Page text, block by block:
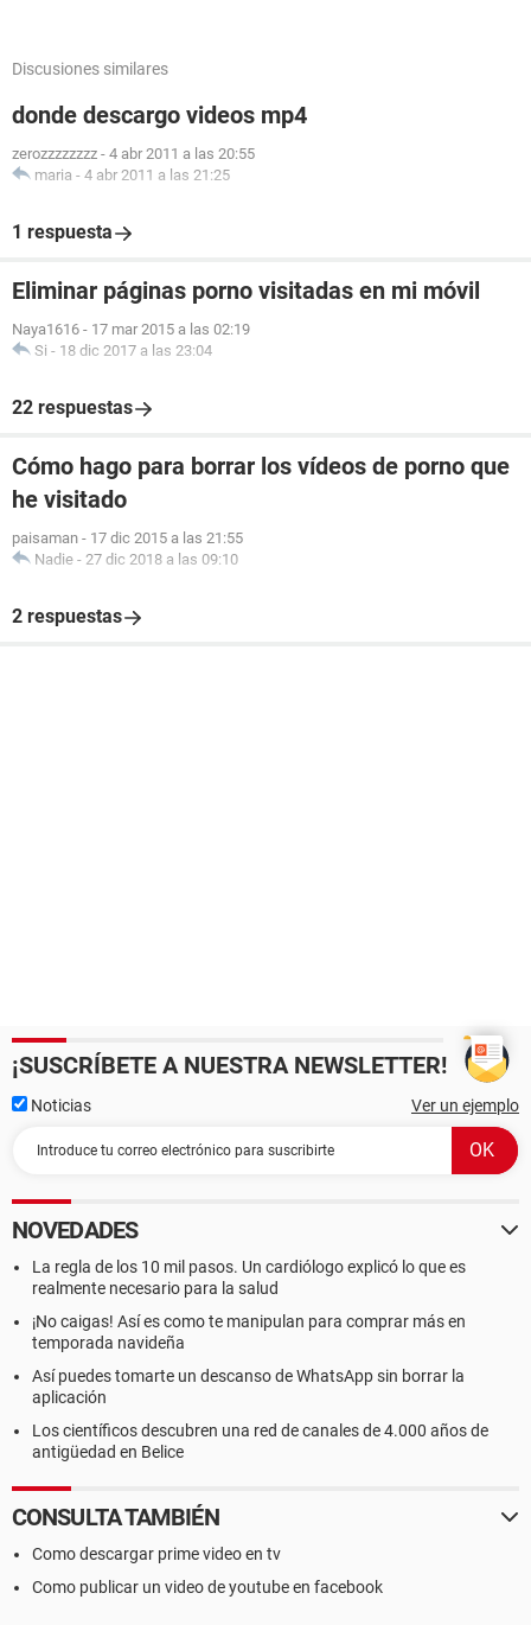
Discusiones similares
donde descargo videos mp4
zerozzzzzzzz - 4 abr 2011 a las 20:55
maria - 4 abr 2011 a las 21:25
1 respuesta
Eliminar páginas porno visitadas en mi móvil
Naya1616 - 17 mar 2015 a las 02:19
Si - 18 dic 2017 a las 23:04
22 respuestas
Cómo hago para borrar los vídeos de porno que
he visitado
paisaman - 17 dic 2015 a las 21:55
Nadie - 27 dic 2018 a las 09:10
2 respuestas
¡SUSCRÍBETE A NUESTRA NEWSLETTER!
Noticias Ver un ejemplo
NOVEDADES
La regla de los 10 mil pasos. Un cardiólogo explicó lo que es
realmente necesario para la salud
¡No caigas! Así es como te manipulan para comprar más en
temporada navideña
Así puedes tomarte un descanso de WhatsApp sin borrar la
aplicación
Los científicos descubren una red de canales de 4.000 años de
antigüedad en Belice
CONSULTA TAMBIÉN
Como descargar prime video en tv
Como publicar un video de youtube en facebook